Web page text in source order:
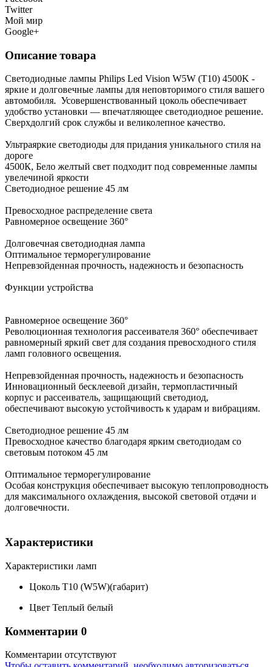
Twitter
Мой мир
Google+
Описание товара
Светодиодные лампы Philips Led Vision W5W (T10) 4500K -
яркие и долговечные лампы для неповторимого стиля вашего
автомобиля. Усовершенствованный цоколь обеспечивает
удобство установки — впечатляющее светодиодное решение.
Сверхдолгий срок службы и великолепное качество.
Ультраяркие светодиоды для придания уникального стиля на
дороге
4500К, Бело желтый свет подходит под современные лампы
увелечиной яркости
Светодиодное решение 45 лм
Превосходное распределение света
Равномерное освещение 360°
Долговечная светодиодная лампа
Оптимальное терморегулирование
Непревзойденная прочность, надежность и безопасность
Функции устройства
Равномерное освещение 360°
Революционная технология рассеивателя 360° обеспечивает
равномерный яркий свет для создания превосходного стиля
ламп головного освещения.
Непревзойденная прочность, надежность и безопасность
Инновационный бесклеевой дизайн, термопластичный
корпус и рассеиватель, защищающий светодиод,
обеспечивают высокую устойчивость к ударам и вибрациям.
Светодиодное решение 45 лм
Превосходное качество благодаря ярким светодиодам со
световым потоком 45 лм
Оптимальное терморегулирование
Особая конструкция обеспечивает высокую теплопроводность
для максимального охлаждения, высокой световой отдачи и
долговечности.
Характеристики
Характеристики ламп
Цоколь T10 (W5W)(габарит)
Цвет Теплый белый
Комментарии 0
Комментарии отсутствуют